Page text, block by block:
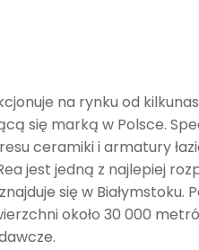
na rynku od
się marką w Polsce.
ceramiki i armatury
jest jedną z najlepiej
się w Białymstoku.
około 30 000